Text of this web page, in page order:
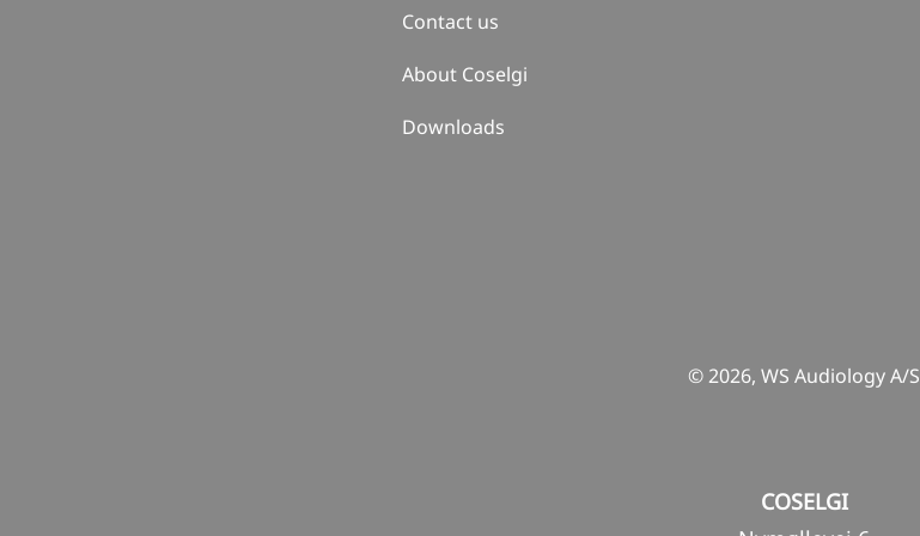
Contact us
About Coselgi
Downloads
© 2026, WS Audiology A/S
COSELGI